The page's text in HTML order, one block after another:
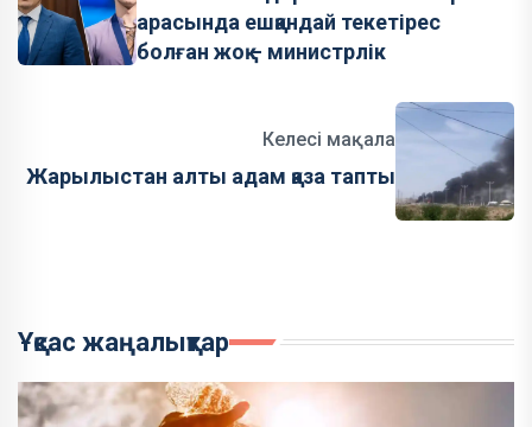
арасында ешқандай текетірес
болған жоқ – министрлік
Келесі мақала
Жарылыстан алты адам қаза тапты
Ұқсас жаңалықтар